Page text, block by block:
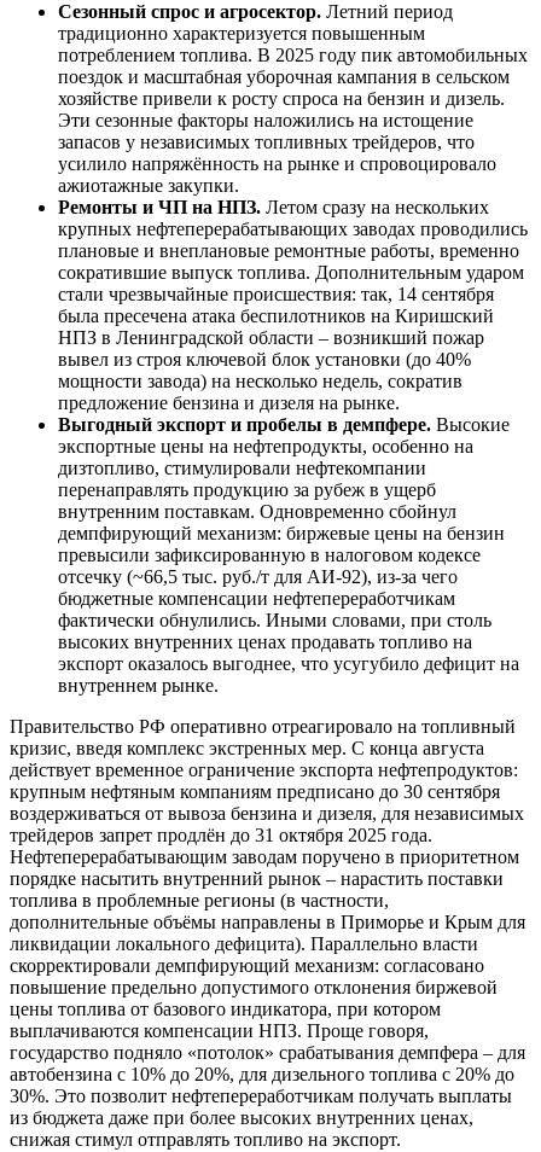
Сезонный спрос и агросектор. Летний период
традиционно характеризуется повышенным
потреблением топлива. В 2025 году пик автомобильных
поездок и масштабная уборочная кампания в сельском
хозяйстве привели к росту спроса на бензин и дизель.
Эти сезонные факторы наложились на истощение
запасов у независимых топливных трейдеров, что
усилило напряжённость на рынке и спровоцировало
ажиотажные закупки.
Ремонты и ЧП на НПЗ. Летом сразу на нескольких
крупных нефтеперерабатывающих заводах проводились
плановые и внеплановые ремонтные работы, временно
сократившие выпуск топлива. Дополнительным ударом
стали чрезвычайные происшествия: так, 14 сентября
была пресечена атака беспилотников на Киришский
НПЗ в Ленинградской области – возникший пожар
вывел из строя ключевой блок установки (до 40%
мощности завода) на несколько недель, сократив
предложение бензина и дизеля на рынке.
Выгодный экспорт и пробелы в демпфере. Высокие
экспортные цены на нефтепродукты, особенно на
дизтопливо, стимулировали нефтекомпании
перенаправлять продукцию за рубеж в ущерб
внутренним поставкам. Одновременно сбойнул
демпфирующий механизм: биржевые цены на бензин
превысили зафиксированную в налоговом кодексе
отсечку (~66,5 тыс. руб./т для АИ-92), из-за чего
бюджетные компенсации нефтепереработчикам
фактически обнулились. Иными словами, при столь
высоких внутренних ценах продавать топливо на
экспорт оказалось выгоднее, что усугубило дефицит на
внутреннем рынке.
Правительство РФ оперативно отреагировало на топливный
кризис, введя комплекс экстренных мер. С конца августа
действует временное ограничение экспорта нефтепродуктов:
крупным нефтяным компаниям предписано до 30 сентября
воздерживаться от вывоза бензина и дизеля, для независимых
трейдеров запрет продлён до 31 октября 2025 года.
Нефтеперерабатывающим заводам поручено в приоритетном
порядке насытить внутренний рынок – нарастить поставки
топлива в проблемные регионы (в частности,
дополнительные объёмы направлены в Приморье и Крым для
ликвидации локального дефицита). Параллельно власти
скорректировали демпфирующий механизм: согласовано
повышение предельно допустимого отклонения биржевой
цены топлива от базового индикатора, при котором
выплачиваются компенсации НПЗ. Проще говоря,
государство подняло «потолок» срабатывания демпфера – для
автобензина с 10% до 20%, для дизельного топлива с 20% до
30%. Это позволит нефтепереработчикам получать выплаты
из бюджета даже при более высоких внутренних ценах,
снижая стимул отправлять топливо на экспорт.